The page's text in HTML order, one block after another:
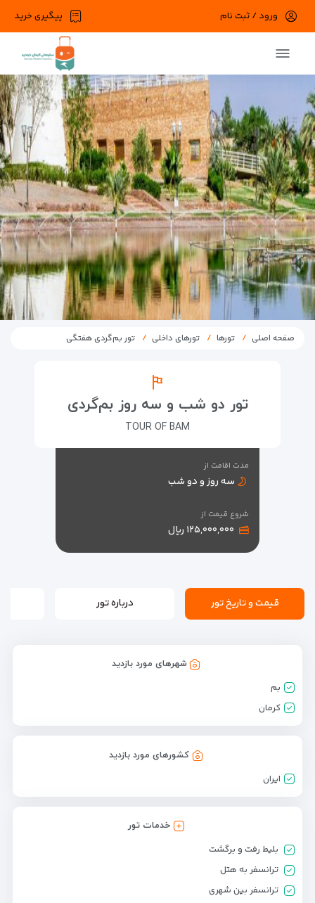
پیگیری خرید ورود / ثبت نام
صفحه اصلی تورها تورهای داخلی تور بم‌گردی هفتگی
تور دو شب و سه روز بم‌گردی
TOUR OF BAM
مدت اقامت از
سه روز و دو شب
شروع قیمت از
۱۲۵,۰۰۰,۰۰۰ ریال
قیمت و تاریخ تور درباره تور
شهرهای مورد بازدید
بم
کرمان
کشورهای مورد بازدید
ایران
خدمات تور
بلیط رفت و برگشت
ترانسفر به هتل
ترانسفر بین شهری